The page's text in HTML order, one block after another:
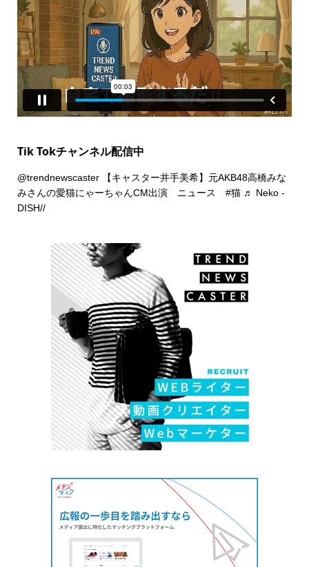
Tik Tokチャンネル配信中
@trendnewscaster【キャスター井手美希】元AKB48高橋みな
みさんの愛猫にゃーちゃんCM出演 ニュース #猫 ♬ Neko -
DISH//